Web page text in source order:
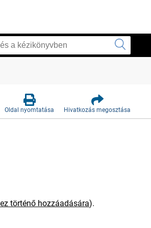
Oldal nyomtatása Hivatkozás megosztása
történő hozzáadására).